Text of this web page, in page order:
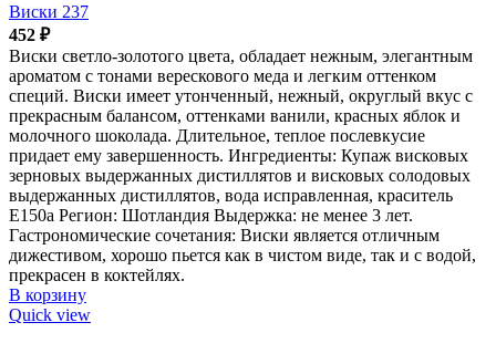
Виски 237
452 ₽
Виски светло-золотого цвета, обладает нежным, элегантным
ароматом с тонами верескового меда и легким оттенком
специй. Виски имеет утонченный, нежный, округлый вкус с
прекрасным балансом, оттенками ванили, красных яблок и
молочного шоколада. Длительное, теплое послевкусие
придает ему завершенность. Ингредиенты: Купаж висковых
зерновых выдержанных дистиллятов и висковых солодовых
выдержанных дистиллятов, вода исправленная, краситель
Е150а Регион: Шотландия Выдержка: не менее 3 лет.
Гастрономические сочетания: Виски является отличным
дижестивом, хорошо пьется как в чистом виде, так и с водой,
прекрасен в коктейлях.
В корзину
Quick view